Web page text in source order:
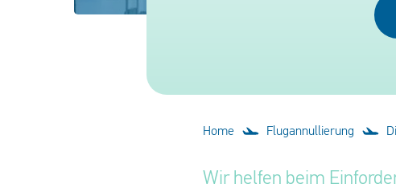
Home Flugannullierung
Wir helfen beim